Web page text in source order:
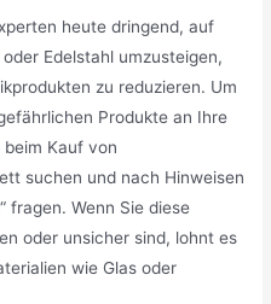
heute dringend, auf
Edelstahl umzusteigen,
zu reduzieren. Um
Produkte an Ihre
Kauf von
suchen und nach Hinweisen
fragen. Wenn Sie diese
oder unsicher sind, lohnt es
wie Glas oder